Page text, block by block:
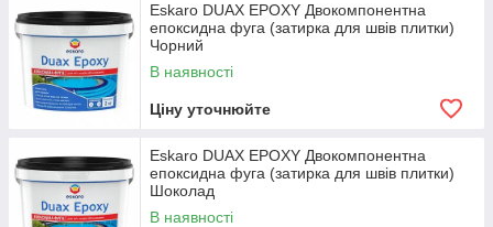
Eskaro DUAX EPOXY Двокомпонентна
епоксидна фуга (затирка для швів плитки)
Чорний
В наявності
Ціну уточнюйте
Eskaro DUAX EPOXY Двокомпонентна
епоксидна фуга (затирка для швів плитки)
Шоколад
В наявності